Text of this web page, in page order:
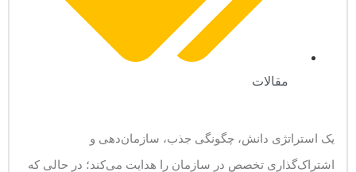
مقالات
یک استراتژی دانش، چگونگی جذب، سازمان‌دهی و
اشتراک‌گذاری تخصص در سازمان را هدایت می‌کند؛ در حالی که